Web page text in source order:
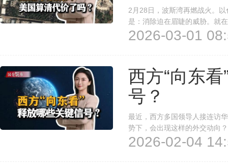
2月28日，波斯湾再燃战火。
是：消除迫在眉睫的威胁。就
关键的核问题上达成妥协，最
2026-03-01
西方“向东
号？
最近，西方多国领导人接连访
势下，会出现这样的外交动向
2026-02-04